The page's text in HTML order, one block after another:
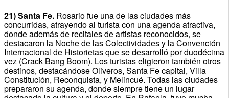
21) Santa Fe.Rosario fue una de las ciudades más
concurridas, atrayendo al turista con una agenda atractiva,
donde además de recitales de artistas reconocidos, se
destacaron la Noche de las Colectividades y la Convención
Internacional de Historietas que se desarrolló por duodécima
vez (Crack Bang Boom). Los turistas eligieron también otros
destinos, destacándose Oliveros, Santa Fe capital, Villa
Constitución, Reconquista, y Melincué. Todas las ciudades
prepararon su agenda, donde siempre tiene un lugar